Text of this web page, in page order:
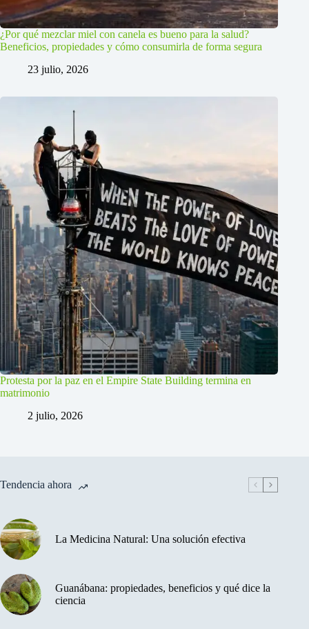
¿Por qué mezclar miel con canela es bueno para la salud?
Beneficios, propiedades y cómo consumirla de forma segura
23 julio, 2026
Protesta por la paz en el Empire State Building termina en
matrimonio
2 julio, 2026
Tendencia ahora
La Medicina Natural: Una solución efectiva
Guanábana: propiedades, beneficios y qué dice la
ciencia